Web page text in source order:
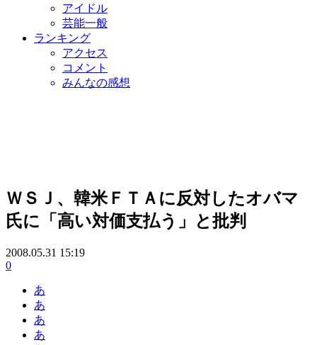
アイドル
芸能一般
ランキング
アクセス
コメント
みんなの感想
ＷＳＪ、韓米ＦＴＡに反対したオバマ
氏に「高い対価支払う」と批判
2008.05.31 15:19
0
あ
あ
あ
あ